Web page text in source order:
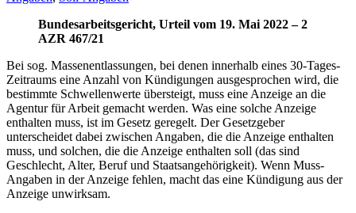
Bundesarbeitsgericht, Urteil vom 19. Mai 2022 – 2
AZR 467/21
Bei sog. Massenentlassungen, bei denen innerhalb eines 30-Tages-
Zeitraums eine Anzahl von Kündigungen ausgesprochen wird, die
bestimmte Schwellenwerte übersteigt, muss eine Anzeige an die
Agentur für Arbeit gemacht werden. Was eine solche Anzeige
enthalten muss, ist im Gesetz geregelt. Der Gesetzgeber
unterscheidet dabei zwischen Angaben, die die Anzeige enthalten
muss, und solchen, die die Anzeige enthalten soll (das sind
Geschlecht, Alter, Beruf und Staatsangehörigkeit). Wenn Muss-
Angaben in der Anzeige fehlen, macht das eine Kündigung aus der
Anzeige unwirksam.